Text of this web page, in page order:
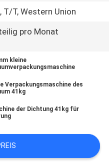
T/T, Western Union
pro Monat
kleine
Verpackungsmaschine des
41kg
der Dichtung 41kg für